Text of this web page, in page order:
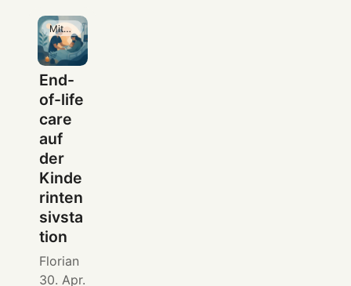
Mitgliedschaft
End-
of-life
care
auf
der
Kinde
rinten
sivsta
tion
Florian
30. Apr.